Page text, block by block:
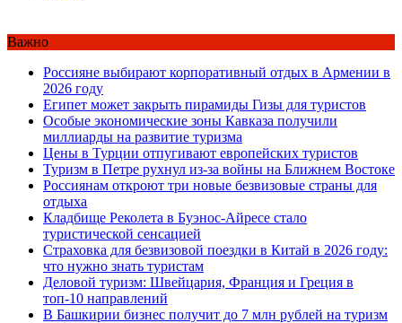
Важно
Россияне выбирают корпоративный отдых в Армении в
2026 году
Египет может закрыть пирамиды Гизы для туристов
Особые экономические зоны Кавказа получили
миллиарды на развитие туризма
Цены в Турции отпугивают европейских туристов
Туризм в Петре рухнул из-за войны на Ближнем Востоке
Россиянам откроют три новые безвизовые страны для
отдыха
Кладбище Реколета в Буэнос-Айресе стало
туристической сенсацией
Страховка для безвизовой поездки в Китай в 2026 году:
что нужно знать туристам
Деловой туризм: Швейцария, Франция и Греция в
топ-10 направлений
В Башкирии бизнес получит до 7 млн рублей на туризм